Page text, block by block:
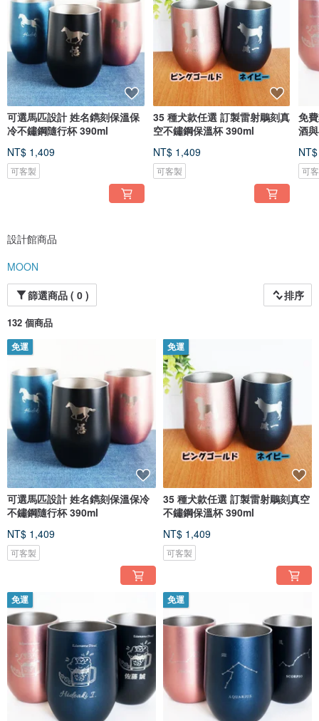
可選馬匹設計 姓名鐫刻保溫保
冷不鏽鋼隨行杯 390ml
NT$ 1,409
可客製
35 種犬款任選 訂製雷射鵰刻真
空不鏽鋼保溫杯 390ml
NT$ 1,409
可客製
免
酒
可
設計館商品
MOON
篩選商品 ( 0 )
排序
132 個商品
免運
可選馬匹設計 姓名鐫刻保溫保冷
不鏽鋼隨行杯 390ml
NT$ 1,409
可客製
免運
35 種犬款任選 訂製雷射鵰刻真空
不鏽鋼保溫杯 390ml
NT$ 1,409
可客製
免運 免運